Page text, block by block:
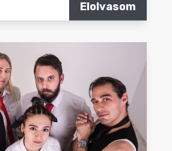
Elolvasom